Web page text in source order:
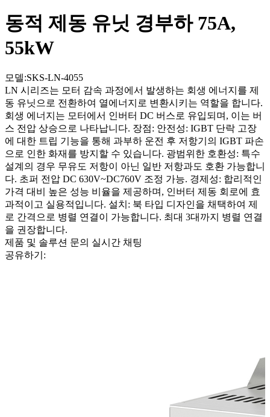
동적 제동 유닛 경부하 75A,
55kW
모델:SKS-LN-4055
LN 시리즈는 모터 감속 과정에서 발생하는 회생 에너지를 제
동 유닛으로 전환하여 열에너지로 변환시키는 역할을 합니다.
회생 에너지는 모터에서 인버터 DC 버스로 유입되며, 이는 버
스 전압 상승으로 나타납니다. 장점: 안전성: IGBT 단락 고장
에 대한 트립 기능을 통해 과부하 운전 후 저항기의 IGBT 파손
으로 인한 화재를 방지할 수 있습니다. 광범위한 호환성: 특수
설계의 경우 무유도 저항이 아닌 일반 저항과도 호환 가능합니
다. 초퍼 전압 DC 630V~DC760V 조정 가능. 경제성: 합리적인
가격 대비 높은 성능 비율을 제공하며, 인버터 제동 회로에 효
과적이고 실용적입니다. 설치: 북 타입 디자인을 채택하여 제
로 간격으로 병렬 연결이 가능합니다. 최대 3대까지 병렬 연결
을 권장합니다.
제품 및 솔루션 문의 실시간 채팅
공유하기: